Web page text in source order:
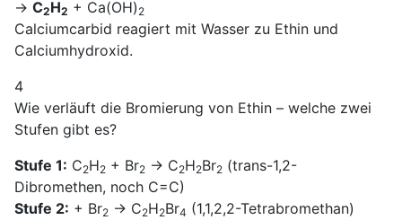
→ C2H2 + Ca(OH) 2
Calciumcarbid reagiert mit Wasser zu Ethin und
Calciumhydroxid.
4
Wie verläuft die Bromierung von Ethin – welche zwei
Stufen gibt es?
Stufe 1: C2H2 + Br2 → C2H2Br2 (trans-1,2-
Dibromethen, noch C=C)
Stufe 2: + Br2 → C2H2Br4 (1,1,2,2-Tetrabromethan)